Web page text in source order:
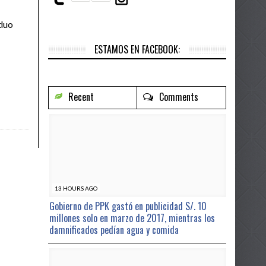
[VÍDEO]
INTEROCEÁNICA. - 1 day ago
ESTAMOS EN FACEBOOK:
Recent Comments
13 HOURS AGO
Gobierno de PPK gastó en publicidad S/. 10
millones solo en marzo de 2017, mientras los
damnificados pedían agua y comida